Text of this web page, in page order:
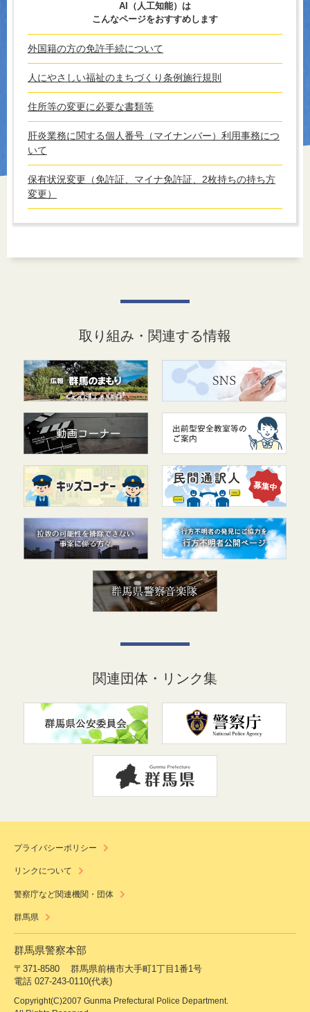
AI（人工知能）は
こんなページをおすすめします
外国籍の方の免許手続について
人にやさしい福祉のまちづくり条例施行規則
住所等の変更に必要な書類等
肝炎業務に関する個人番号（マイナンバー）利用事務につ
いて
保有状況変更（免許証、マイナ免許証、2枚持ちの持ち方
変更）
取り組み・関連する情報
関連団体・リンク集
プライバシーポリシー
リンクについて
警察庁など関連機関・団体
群馬県
群馬県警察本部
〒371-8580
群馬県前橋市大手町1丁目1番1号
電話 027-243-0110(代表)
Copyright(C)2007 Gunma Prefectural Police Department.